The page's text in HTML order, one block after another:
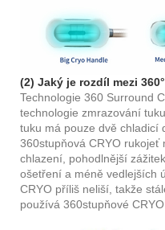
(2) Jaký je rozdíl mezi
Technologie 360 ​​Surround
technologie zmrazování
tuku má pouze dvě chladicí
360stupňová CRYO rukojeť
chlazení, pohodlnější
ošetření a méně vedlejších
CRYO příliš neliší, takže
používá 360stupňové CRYO